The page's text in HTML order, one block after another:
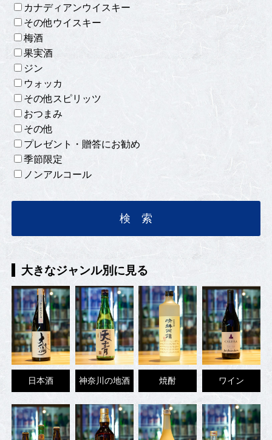
カナディアンウイスキー
その他ウイスキー
梅酒
果実酒
ジン
ウォッカ
その他スピリッツ
おつまみ
その他
プレゼント・贈答にお勧め
季節限定
ノンアルコール
大きなジャンル別に見る
日本酒 神奈川の地酒 焼酎 ワイン